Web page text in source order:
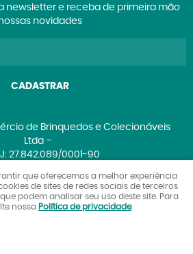
newsletter e receba de primeira mão
novidades
CADASTRAR
de Brinquedos e Colecionáveis
Ltda
27.842.089/0001-90
POR
que oferecemos a melhor experiência
de sites de redes sociais de terceiros
podem analisar seu uso deste site. Para
nossa Política de privacidade.